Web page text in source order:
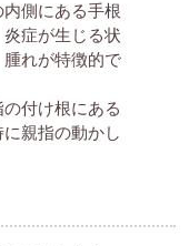
側にある手根
症が生じる状
れが特徴的で
付け根にある
親指の動かし